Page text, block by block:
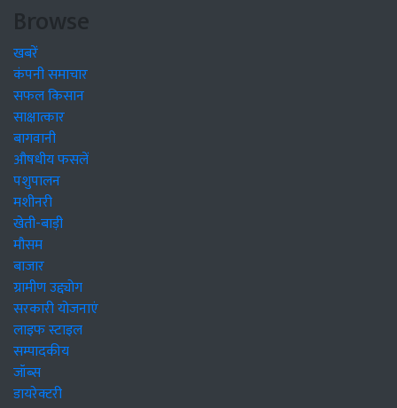
Browse
खबरें
कंपनी समाचार
सफल किसान
साक्षात्कार
बागवानी
औषधीय फसलें
पशुपालन
मशीनरी
खेती-बाड़ी
मौसम
बाजार
ग्रामीण उद्द्योग
सरकारी योजनाएं
लाइफ स्टाइल
सम्पादकीय
जॉब्स
डायरेक्टरी